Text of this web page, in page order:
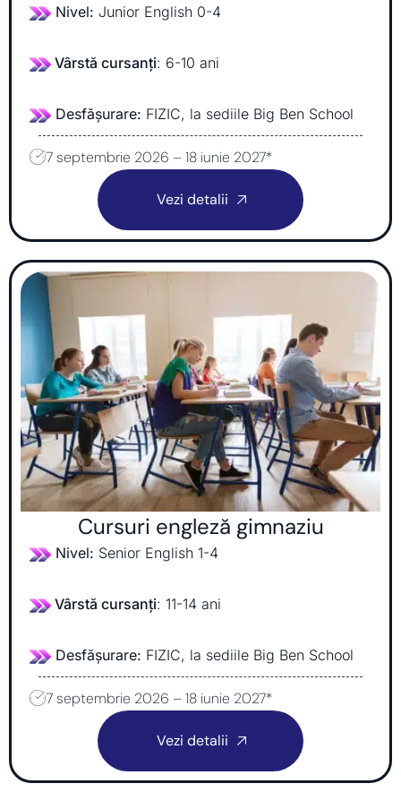
Nivel: Junior English 0-4
Vârstă cursanți: 6-10 ani
Desfășurare: FIZIC, la sediile Big Ben School
7 septembrie 2026 – 18 iunie 2027*
Vezi detalii
Cursuri engleză gimnaziu
Nivel: Senior English 1-4
Vârstă cursanți: 11-14 ani
Desfășurare: FIZIC, la sediile Big Ben School
7 septembrie 2026 – 18 iunie 2027*
Vezi detalii